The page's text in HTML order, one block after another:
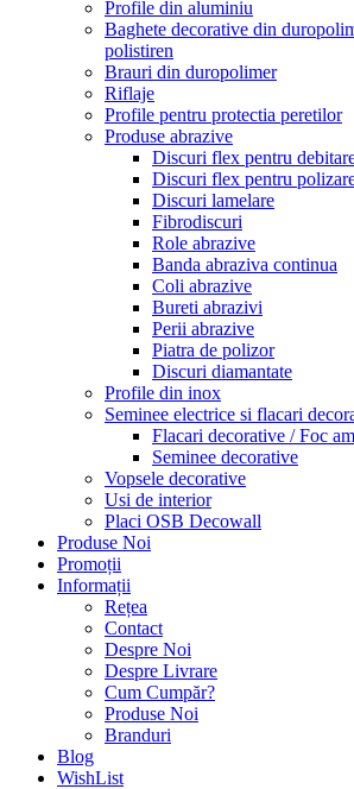
Profile din aluminiu
Baghete decorative din
polistiren
Brauri din duropolimer
Riflaje
Profile pentru protectia peretilor
Produse abrazive
Discuri flex pentru
Discuri flex pentru
Discuri lamelare
Fibrodiscuri
Role abrazive
Banda abraziva continua
Coli abrazive
Bureti abrazivi
Perii abrazive
Piatra de polizor
Discuri diamantate
Profile din inox
Seminee electrice si flacari
Flacari decorative / Foc
Seminee decorative
Vopsele decorative
Usi de interior
Placi OSB Decowall
Produse Noi
Promoții
Informații
Rețea
Contact
Despre Noi
Despre Livrare
Cum Cumpăr?
Produse Noi
Branduri
Blog
WishList